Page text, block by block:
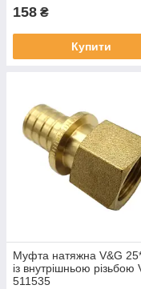
158 ₴
Купити
Муфта натяжна V&G
із внутрішньою різьбою
511535